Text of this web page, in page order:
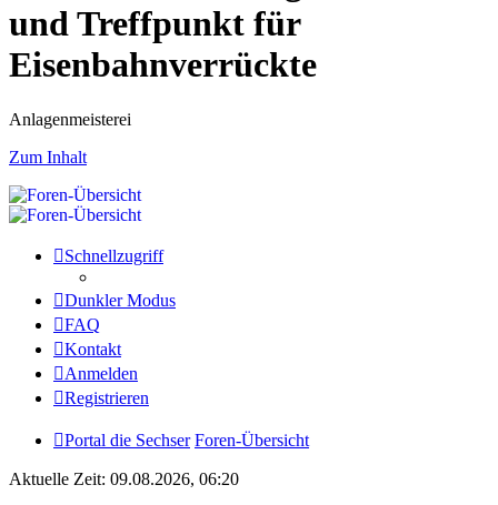
und Treffpunkt für
Eisenbahnverrückte
Anlagenmeisterei
Zum Inhalt
Schnellzugriff
Dunkler Modus
FAQ
Kontakt
Anmelden
Registrieren
Portal die Sechser Foren-Übersicht
Aktuelle Zeit: 09.08.2026, 06:20